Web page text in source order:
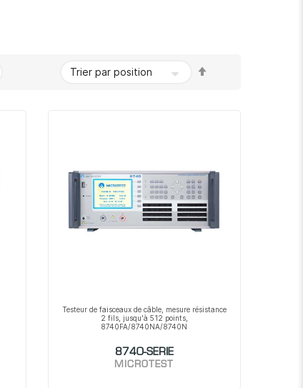
Testeur de faisceaux de câble, mesure résistance
2 fils, jusqu'à 512 points,
8740FA/8740NA/8740N
8740-SERIE
MICROTEST